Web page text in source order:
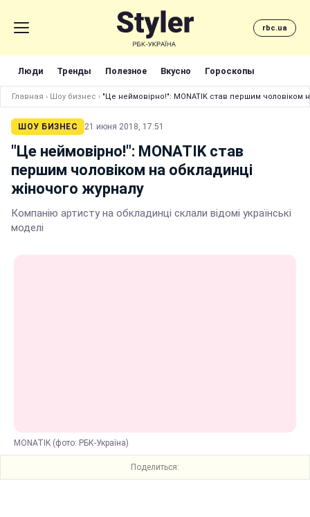
rbc.ua
Люди Тренды Полезное Вкусно Гороскопы
Главная › Шоу бизнес › "Це неймовірно!": MONATIK став першим чоловіком
ШОУ БИЗНЕС 21 июня 2018, 17:51
"Це неймовірно!": MONATIK став
першим чоловіком на обкладинці
жіночого журналу
Компанію артисту на обкладинці склали відомі українські
моделі
MONATIK (фото: РБК-Україна)
Поделиться: